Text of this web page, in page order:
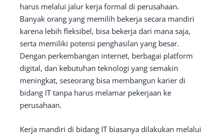
harus melalui jalur kerja formal di perusahaan.
Banyak orang yang memilih bekerja secara mandiri
karena lebih fleksibel, bisa bekerja dari mana saja,
serta memiliki potensi penghasilan yang besar.
Dengan perkembangan internet, berbagai platform
digital, dan kebutuhan teknologi yang semakin
meningkat, seseorang bisa membangun karier di
bidang IT tanpa harus melamar pekerjaan ke
perusahaan.
Kerja mandiri di bidang IT biasanya dilakukan melalui